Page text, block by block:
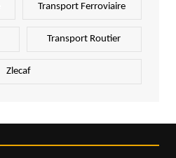
Transport Ferroviaire
Transport Routier
Zlecaf